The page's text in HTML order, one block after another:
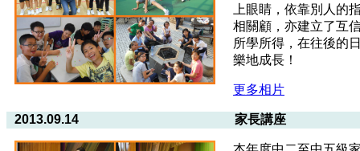
上眼睛，依靠別人的
相關顧，亦建立了互
所學所得，在往後的
樂地成長！
更多相片
2013.09.14 家長講座